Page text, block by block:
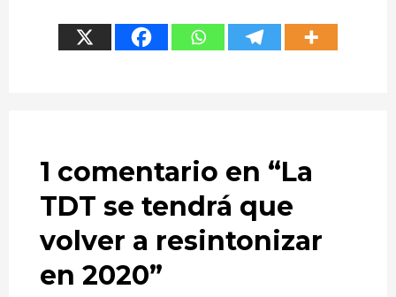
1 comentario en “La
TDT se tendrá que
volver a resintonizar
en 2020”